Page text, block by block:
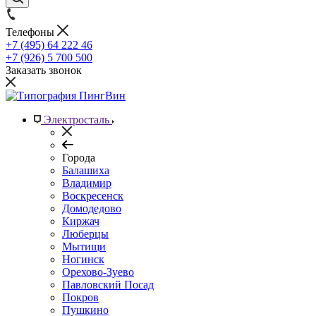
Телефоны
+7 (495) 64 222 46
+7 (926) 5 700 500
Заказать звонок
Электросталь
Города
Балашиха
Владимир
Воскресенск
Домодедово
Киржач
Люберцы
Мытищи
Ногинск
Орехово-Зуево
Павловский Посад
Покров
Пушкино